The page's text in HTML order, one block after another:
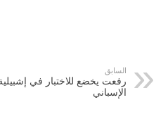
السابق
رفعت يخضع للاختبار في
الإسباني